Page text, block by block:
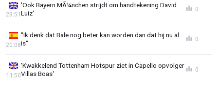
'Ook Bayern MÃ¼nchen strijdt om handtekening David
Luiz'
23:51
0
"Ik denk dat Bale nog beter kan worden dan dat hij nu al
is"
20:08
0
'Kwakkelend Tottenham Hotspur ziet in Capello opvolger
Villas Boas'
11:50
0